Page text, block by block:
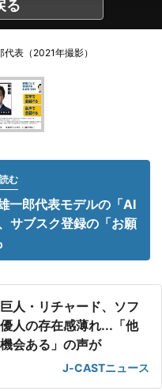
る
表（2021年撮影）
む
郎代表モデルの「AI
サブスク登録の「お願
人・リチャード、ソフ
人の存在感薄れ...「他
会ある」の声が
J-CASTニュース